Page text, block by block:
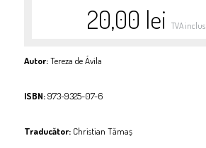
20,00 lei TVA inclus
Autor:Tereza de Ávila
ISBN:973-9325-07-6
Traducător:Christian Tămaș